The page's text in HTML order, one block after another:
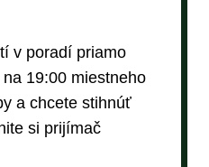
v poradí priamo
19:00 miestneho
a chcete stihnúť
si prijímač